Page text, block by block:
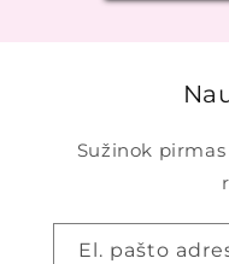
Sužinok
El. pašto